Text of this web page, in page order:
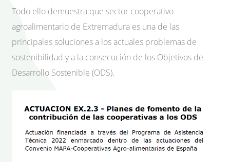
Todo ello demuestra que sector cooperativo
agroalimentario de Extremadura es una de las
principales soluciones a los actuales problemas de
sostenibilidad y a la consecución de los Objetivos de
Desarrollo Sostenible (ODS).